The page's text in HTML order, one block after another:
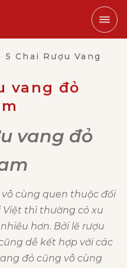
5 Chai Rượu Vang
vang đỏ
vang đỏ
cùng quen thuộc đối
Việt thì thường có xu
hơn. Bởi lẽ rượu
dễ kết hợp với các
đỏ cũng vô cùng